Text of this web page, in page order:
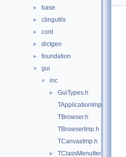
► base
► clingutils
► cont
► dictgen
► foundation
▼ gui
▼ inc
►
GuiTypes.h
TApplicationImp.h
TBrowser.h
TBrowserImp.h
TCanvasImp.h
►
TClassMenuItem.h